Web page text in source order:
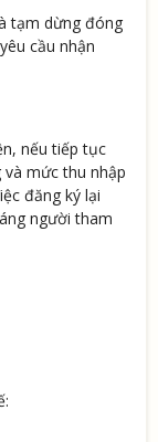
tạm dừng đóng
cầu nhận
nếu tiếp tục
mức thu nhập
đăng ký lại
người tham